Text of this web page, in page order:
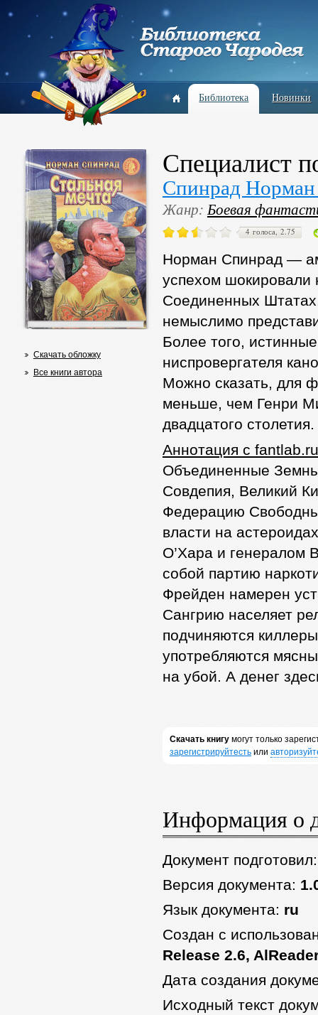
Библиотека Новинки
Скачать обложку
Все книги автора
Специалист
Спинрад
Жанр:Боевая
4 голоса, 2.75
Норман Спинрад —
успехом шокировали
Соединенных
немыслимо
Более того,
ниспровергателя
Можно сказать, для
меньше, чем Генри
двадцатого столетия.
Аннотация с
Объединенные
Совдепия, Великий
Федерацию
власти на
О’Хара и генералом
собой партию
Фрейден намерен
Сангрию населяет
подчиняются
употребляются
на убой. А денег
Скачать книгумогут только
зарегистрируйтестьили
Информация о
Документ
Версия документа:
Язык документа: ru
Создан с
Release 2.6,
Дата создания
Исходный текст